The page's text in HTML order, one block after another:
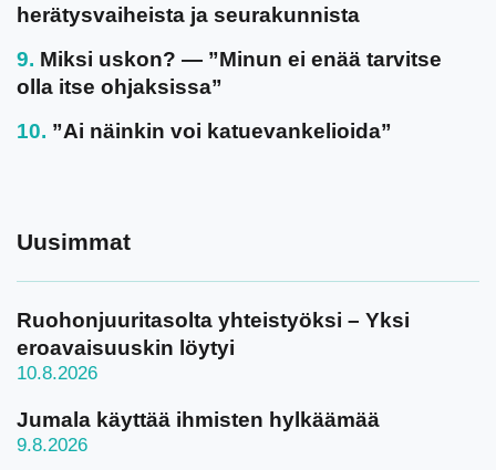
herätysvaiheista ja seurakunnista
Miksi uskon? — ”Minun ei enää tarvitse
olla itse ohjaksissa”
”Ai näinkin voi katuevankelioida”
Uusimmat
Ruohonjuuritasolta yhteistyöksi – Yksi
eroavaisuuskin löytyi
10.8.2026
Jumala käyttää ihmisten hylkäämää
9.8.2026